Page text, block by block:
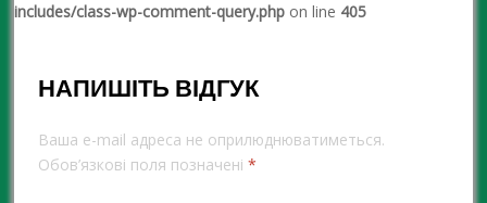
includes/class-wp-comment-query.php on line 405
НАПИШІТЬ ВІДГУК
Ваша e-mail адреса не оприлюднюватиметься.
Обов’язкові поля позначені *